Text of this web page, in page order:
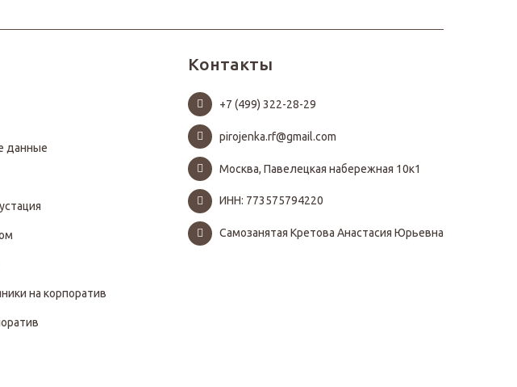
данные
на корпоратив
Контакты
+7 (499) 322-28-29
pirojenka.rf@gmail.com
Москва, Павелецкая набережная 10к1
ИНН: 773575794220
Самозанятая Кретова Анастасия Юрьевна